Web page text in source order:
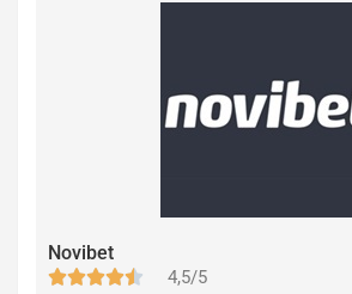
Novibet
4,5/5